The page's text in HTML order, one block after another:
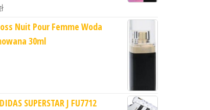
zł
Nuit Pour Femme Woda
30ml
SUPERSTAR J FU7712